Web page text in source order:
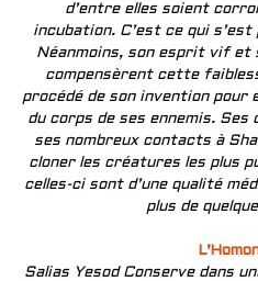
d’entre elles soient
incubation. C’est ce qui
Néanmoins, son esprit vif et
compensèrent cette
procédé de son invention
du corps de ses ennemis. Ses
ses nombreux contacts à
cloner les créatures les plus
celles-ci sont d’une qualité
plus de
Salias Yesod Conserve dans